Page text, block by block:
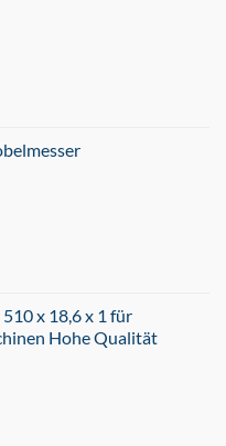
x 18,6 x 1 für
Hohe Qualität